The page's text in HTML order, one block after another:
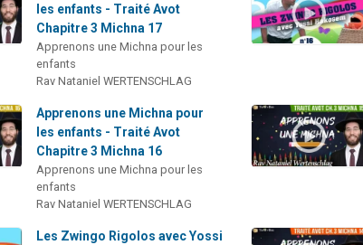
les enfants - Traité Avot
Chapitre 3 Michna 17
Apprenons une Michna pour les
enfants
Rav Nataniel WERTENSCHLAG
Apprenons une Michna pour
les enfants - Traité Avot
Chapitre 3 Michna 16
Apprenons une Michna pour les
enfants
Rav Nataniel WERTENSCHLAG
Les Zwingo Rigolos avec Yossi